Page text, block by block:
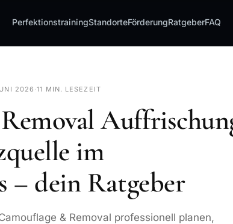
PerfektionstrainingStandorteFörderungRatgeberFAQ
2026 ·11 MIN. LESEZEIT
im
– dein Ratgeber
& Removal professionell planen,